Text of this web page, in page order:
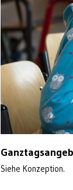
Siehe Konzeption.